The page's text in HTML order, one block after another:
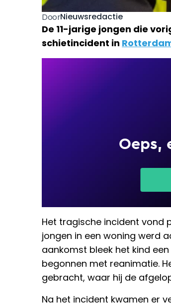
DoorNieuwsredactie
De 11-jarige jongen die
schietincident in
Het tragische incident vond
jongen in een woning werd
aankomst bleek het kind
begonnen met reanimatie.
gebracht, waar hij de
Na het incident kwamen er